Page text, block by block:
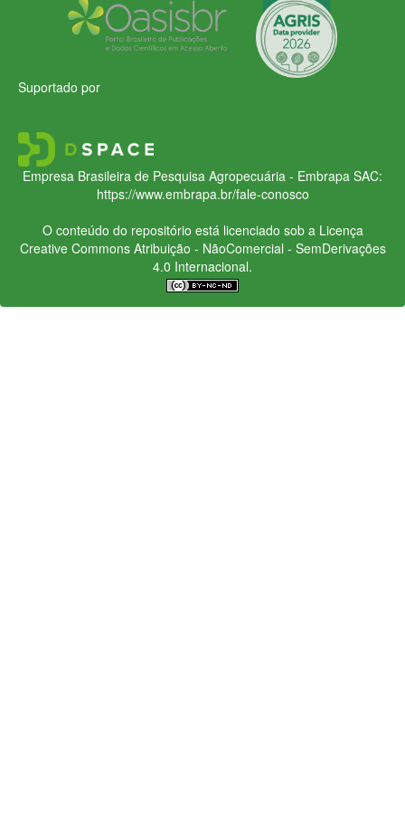
Suportado por
Empresa Brasileira de Pesquisa Agropecuária - Embrapa SAC:
https://www.embrapa.br/fale-conosco
O conteúdo do repositório está licenciado sob a Licença
Creative CommonsAtribuição - NãoComercial - SemDerivações
4.0 Internacional.